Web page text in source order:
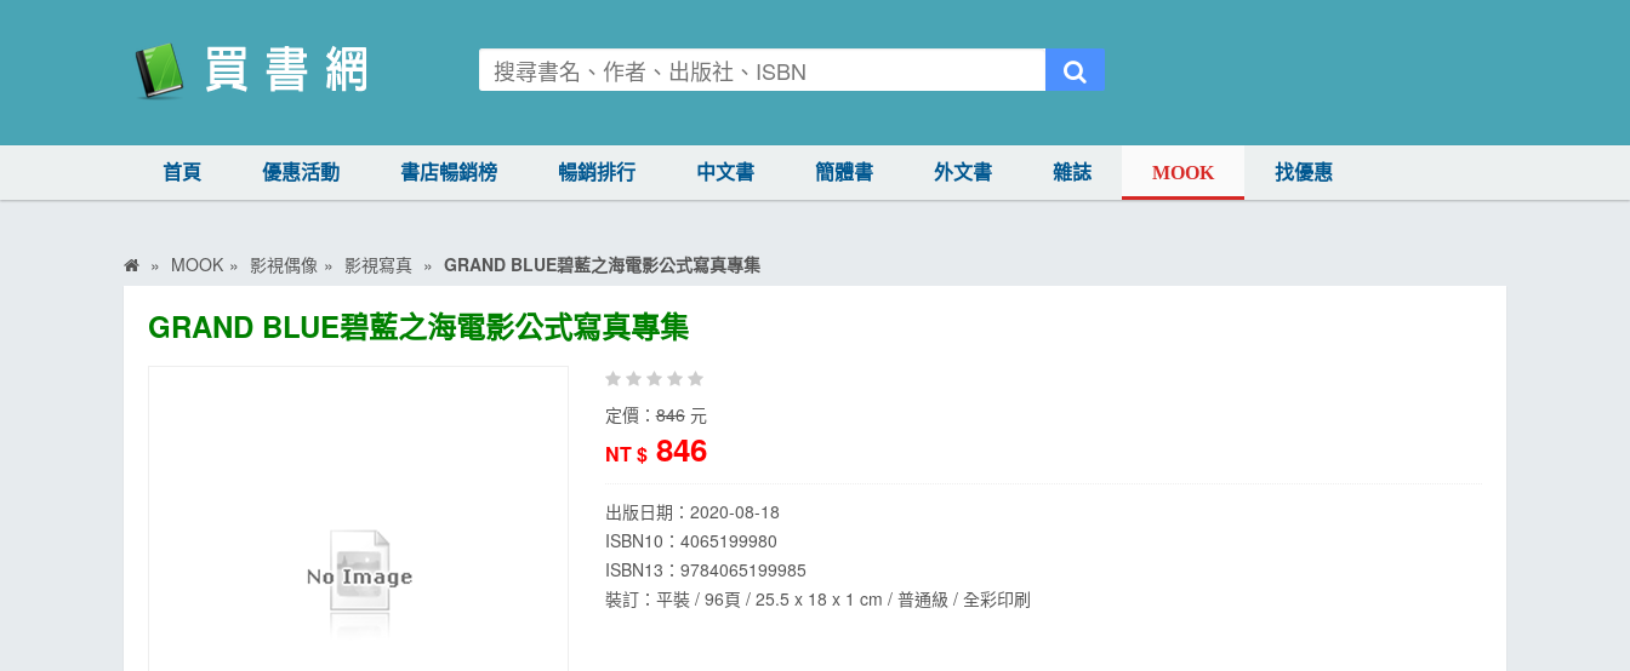
首頁 優惠活動 書店暢銷榜 暢銷排行 中文書 簡體書 外文書 雜誌 MOOK 找優惠
MOOK 影視偶像 影視寫真 GRAND BLUE碧藍之海電影公式寫真專集
GRAND BLUE碧藍之海電影公式寫真專集
定價：846元
NT $846
出版日期： 2020-08-18
ISBN10：4065199980
ISBN13： 9784065199985
裝訂：平裝 / 96頁 / 25.5 x 18 x 1 cm / 普通級 / 全彩印刷